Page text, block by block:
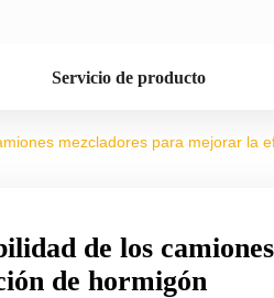
Servicio de producto
mezcladores para mejorar la
de los
de hormigón